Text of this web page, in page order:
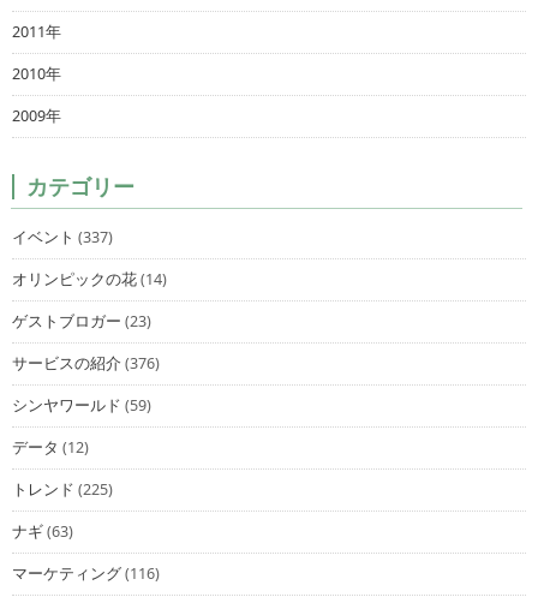
2011年
2010年
2009年
カテゴリー
イベント (337)
オリンピックの花(14)
ゲストブロガー (23)
サービスの紹介(376)
シンヤワールド (59)
データ (12)
トレンド (225)
ナギ(63)
マーケティング(116)